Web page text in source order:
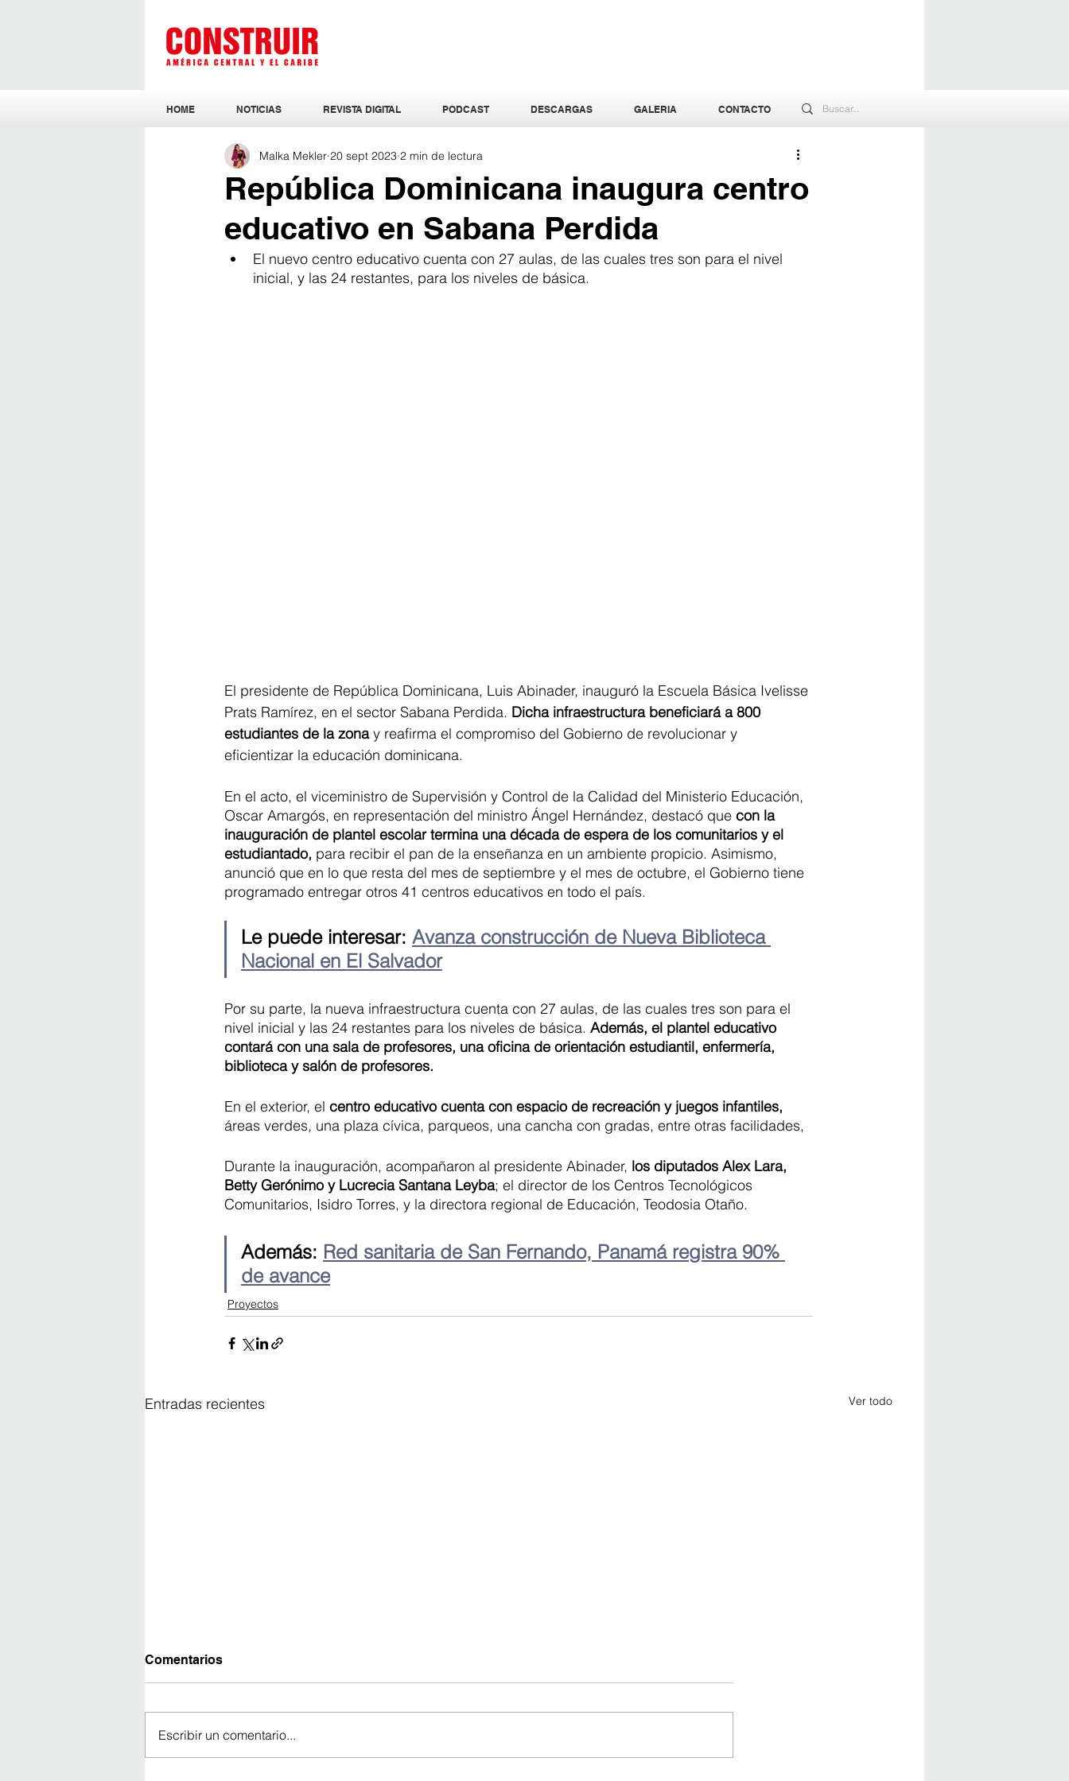
HOME NOTICIAS REVISTA DIGITAL PODCAST DESCARGAS GALERIA CONTACTO
República Dominicana inaugura centro
educativo en Sabana Perdida
Malka Mekler 20 sept 2023 2 min de lectura
El nuevo centro educativo cuenta con 27 aulas, de las cuales tres son para el nivel
inicial, y las 24 restantes, para los niveles de básica.
El presidente de República Dominicana, Luis Abinader, inauguró la Escuela Básica Ivelisse
Prats Ramírez, en el sector Sabana Perdida. Dicha infraestructura beneficiará a 800
estudiantes de la zona y reafirma el compromiso del Gobierno de revolucionar y
eficientizar la educación dominicana.
En el acto, el viceministro de Supervisión y Control de la Calidad del Ministerio Educación,
Oscar Amargós, en representación del ministro Ángel Hernández, destacó que con la
inauguración de plantel escolar termina una década de espera de los comunitarios y el
estudiantado, para recibir el pan de la enseñanza en un ambiente propicio. Asimismo,
anunció que en lo que resta del mes de septiembre y el mes de octubre, el Gobierno tiene
programado entregar otros 41 centros educativos en todo el país.
Le puede interesar: Avanza construcción de Nueva Biblioteca
Nacional en El Salvador
Por su parte, la nueva infraestructura cuenta con 27 aulas, de las cuales tres son para el
nivel inicial y las 24 restantes para los niveles de básica. Además, el plantel educativo
contará con una sala de profesores, una oficina de orientación estudiantil, enfermería,
biblioteca y salón de profesores.
En el exterior, el centro educativo cuenta con espacio de recreación y juegos infantiles,
áreas verdes, una plaza cívica, parqueos, una cancha con gradas, entre otras facilidades,
Durante la inauguración, acompañaron al presidente Abinader, los diputados Alex Lara,
Betty Gerónimo y Lucrecia Santana Leyba; el director de los Centros Tecnológicos
Comunitarios, Isidro Torres, y la directora regional de Educación, Teodosia Otaño.
Además: Red sanitaria de San Fernando, Panamá registra 90%
de avance
Proyectos
Entradas recientes Ver todo
Comentarios
Escribir un comentario...